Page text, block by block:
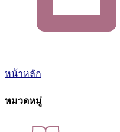
หน้าหลัก
หมวดหมู่